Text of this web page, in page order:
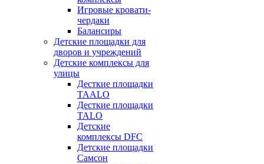
Игровые кровати-
чердаки
Балансиры
Детские площадки для
дворов и учреждений
Детские комплексы для
улицы
Десткие площадки
TAALO
Десткие площадки
TALO
Детские
комплексы DFC
Детские площадки
Самсон